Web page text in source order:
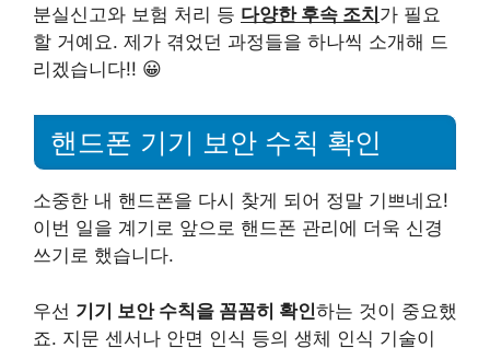
분실신고와 보험 처리 등 다양한 후속 조치가 필요
할 거예요. 제가 겪었던 과정들을 하나씩 소개해 드
리겠습니다!! 😀
핸드폰 기기 보안 수칙 확인
소중한 내 핸드폰을 다시 찾게 되어 정말 기쁘네요!
이번 일을 계기로 앞으로 핸드폰 관리에 더욱 신경
쓰기로 했습니다.
우선 기기 보안 수칙을 꼼꼼히 확인하는 것이 중요했
죠. 지문 센서나 안면 인식 등의 생체 인식 기술이